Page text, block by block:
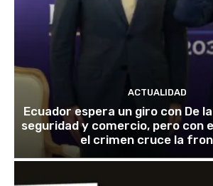
ACTUALIDAD
Ecuador espera un giro con De
seguridad y comercio, pero con
el crimen cruce la